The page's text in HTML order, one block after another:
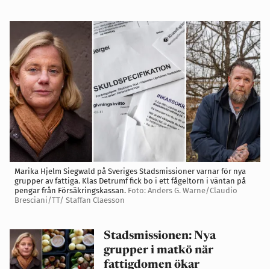
Marika Hjelm Siegwald på Sveriges Stadsmissioner varnar för nya
grupper av fattiga. Klas Detrumf fick bo i ett fågeltorn i väntan på
pengar från Försäkringskassan. Foto: Anders G. Warne/Claudio
Bresciani/TT/ Staffan Claesson
Stadsmissionen: Nya
grupper i matkö när
fattigdomen ökar